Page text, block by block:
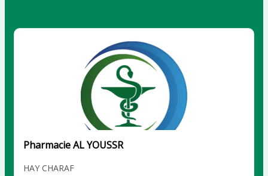
Pharmacie AL YOUSSR
HAY CHARAF